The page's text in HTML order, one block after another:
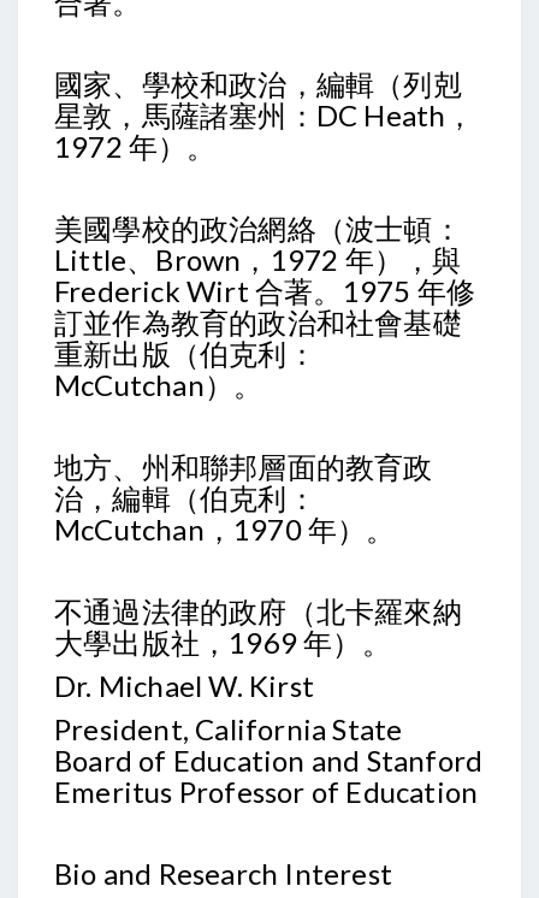
國家、學校和政治，編輯（列剋
星敦，馬薩諸塞州：DC Heath，
1972 年）。
美國學校的政治網絡（波士頓：
Little、Brown，1972 年），與
Frederick Wirt 合著。1975 年修
訂並作為教育的政治和社會基礎
重新出版（伯克利：
McCutchan）。
地方、州和聯邦層面的教育政
治，編輯（伯克利：
McCutchan，1970 年）。
不通過法律的政府（北卡羅來納
大學出版社，1969 年）。
Dr. Michael W. Kirst
President, California State
Board of Education and Stanford
Emeritus Professor of Education
Bio and Research Interest